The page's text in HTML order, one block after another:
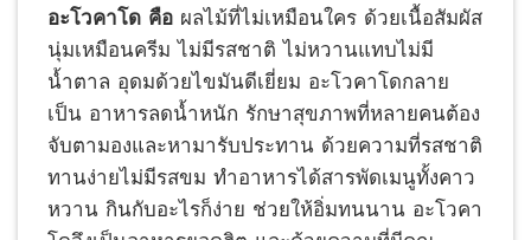
อะโวคาโด คือ ผลไม้ที่ไม่เหมือนใคร ด้วยเนื้อสัมผัส
นุ่มเหมือนครีม ไม่มีรสชาติ ไม่หวานแทบไม่มี
น้ำตาล อุดมด้วยไขมันดีเยี่ยม อะโวคาโดกลาย
เป็น อาหารลดน้ำหนัก รักษาสุขภาพที่หลายคนต้อง
จับตามองและหามารับประทาน ด้วยความที่รสชาติ
ทานง่ายไม่มีรสขม ทำอาหารได้สารพัดเมนูทั้งคาว
หวาน กินกับอะไรก็ง่าย ช่วยให้อิ่มทนนาน อะโวคา